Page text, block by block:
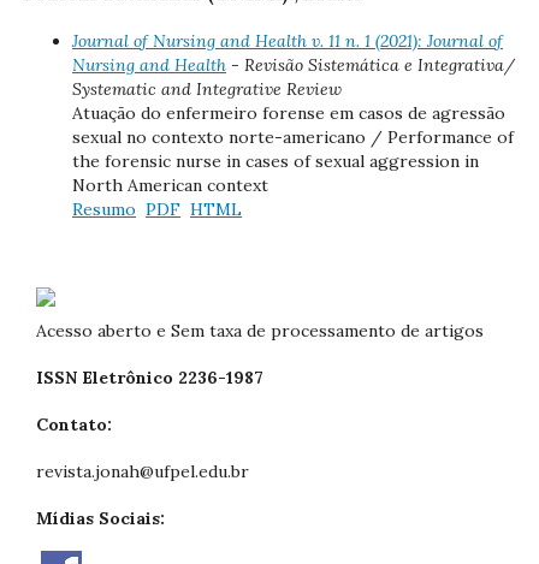
Journal of Nursing and Health v. 11 n. 1 (2021): Journal of
Nursing and Health - Revisão Sistemática e Integrativa/
Systematic and Integrative Review
Atuação do enfermeiro forense em casos de agressão
sexual no contexto norte-americano / Performance of
the forensic nurse in cases of sexual aggression in
North American context
Resumo PDF HTML
Acesso aberto e Sem taxa de processamento de artigos
ISSN Eletrônico 2236-1987
Contato:
revista.jonah@ufpel.edu.br
Mídias Sociais: